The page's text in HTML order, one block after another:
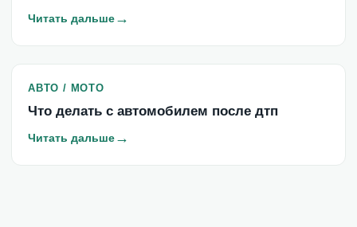
Читать дальше→
АВТО / МОТО
Что делать с автомобилем после дтп
Читать дальше→